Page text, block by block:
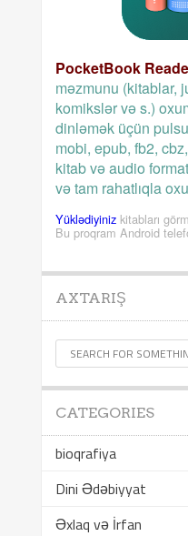
PocketBook
məzmunu (kitablar,
komikslər və s.)
dinləmək üçün
mobi, epub, fb2,
kitab və audio
və tam rahatlıqla
Yüklədiyinizkitabları
Bu proqram Android
AXTARIŞ
CATEGORIES
bioqrafiya
Dini Ədəbiyyat
Əxlaq və İrfan